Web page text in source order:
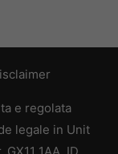
e regolata
legale in Unit